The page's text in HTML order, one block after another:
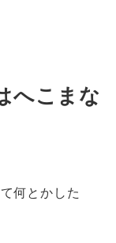
へこまな
何とかした